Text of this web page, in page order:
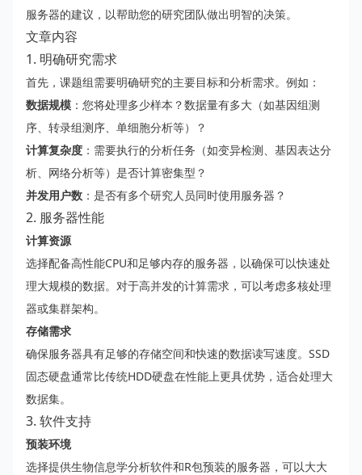
服务器的建议，以帮助您的研究团队做出明智的决策。
文章内容
1. 明确研究需求
首先，课题组需要明确研究的主要目标和分析需求。例如：
数据规模 ：您将处理多少样本？数据量有多大（如基因组测
序、转录组测序、单细胞分析等）？
计算复杂度 ：需要执行的分析任务（如变异检测、基因表达分
析、网络分析等）是否计算密集型？
并发用户数 ：是否有多个研究人员同时使用服务器？
2. 服务器性能
计算资源
选择配备高性能CPU和足够内存的服务器，以确保可以快速处
理大规模的数据。对于高并发的计算需求，可以考虑多核处理
器或集群架构。
存储需求
确保服务器具有足够的存储空间和快速的数据读写速度。SSD
固态硬盘通常比传统HDD硬盘在性能上更具优势，适合处理大
数据集。
3. 软件支持
预装环境
选择提供生物信息学分析软件和R包预装的服务器，可以大大